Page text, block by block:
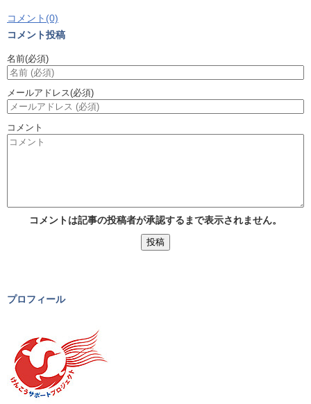
コメント(0)
コメント投稿
名前(必須)
メールアドレス(必須)
コメント
コメントは記事の投稿者が承認するまで表示されません。
プロフィール